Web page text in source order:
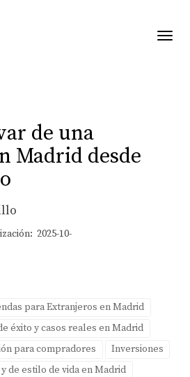
de una
Madrid desde
2025-10-
para Extranjeros en Madrid
éxito y casos reales en Madrid
para compradores
Inversiones
de estilo de vida en Madrid